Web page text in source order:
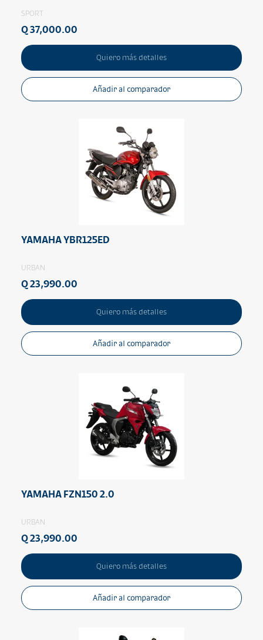
SPORT
Q 37,000.00
Quiero más detalles
Añadir al comparador
YAMAHA YBR125ED
URBAN
Q 23,990.00
Quiero más detalles
Añadir al comparador
YAMAHA FZN150 2.0
URBAN
Q 23,990.00
Quiero más detalles
Añadir al comparador